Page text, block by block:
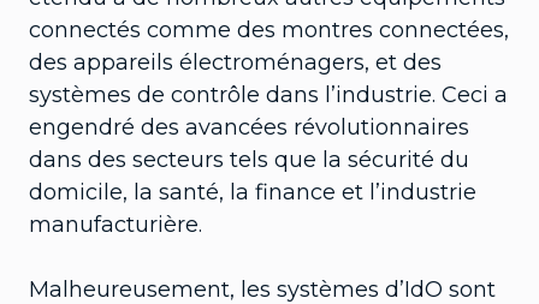
connectés comme des montres connectées,
des appareils électroménagers, et des
systèmes de contrôle dans l’industrie. Ceci a
engendré des avancées révolutionnaires
dans des secteurs tels que la sécurité du
domicile, la santé, la finance et l’industrie
manufacturière.
Malheureusement, les systèmes d’IdO sont